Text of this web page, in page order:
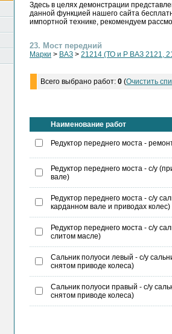
Здесь в целях демонстрации
данной функцией нашего сайта
импортной технике, рекомендуем
23. Мост передний
Марки > ВАЗ > 21214 (ТО и Р ВАЗ 2121,
Всего выбрано работ: 0 (Очистить
Наименование работ
Редуктор переднего моста -
Редуктор переднего моста - с/у
вале)
Редуктор переднего моста - с/у
карданном вале и приводах колес)
Редуктор переднего моста - с/у
слитом масле)
Сальник полуоси левый - с/у
снятом приводе колеса)
Сальник полуоси правый - с/у
снятом приводе колеса)